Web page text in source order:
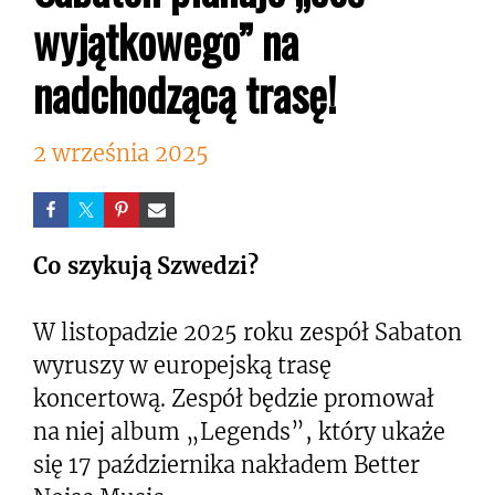
wyjątkowego” na
nadchodzącą trasę!
2 września 2025
Co szykują Szwedzi?
W listopadzie 2025 roku zespół Sabaton
wyruszy w europejską trasę
koncertową. Zespół będzie promował
na niej album „Legends”, który ukaże
się 17 października nakładem Better